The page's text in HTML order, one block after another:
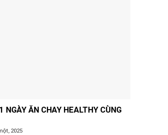
NGÀY ĂN CHAY HEALTHY CÙNG
2025